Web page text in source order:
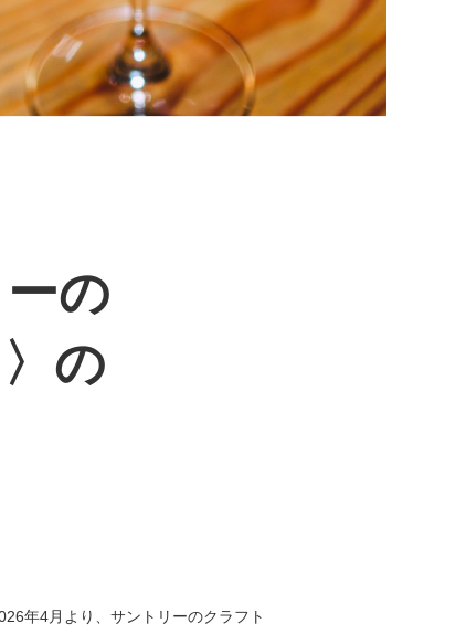
の
の
年4月より、サントリーのクラフト